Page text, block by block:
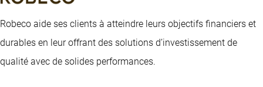
Robeco aide ses clients à atteindre leurs objectifs financiers et
durables en leur offrant des solutions d’investissement de
qualité avec de solides performances.